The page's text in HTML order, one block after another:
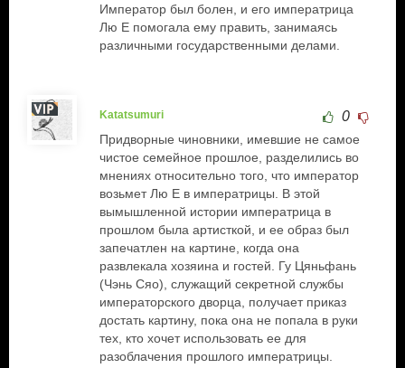
Император был болен, и его императрица
Лю Е помогала ему править, занимаясь
различными государственными делами.
Katatsumuri 0
Придворные чиновники, имевшие не самое
чистое семейное прошлое, разделились во
мнениях относительно того, что император
возьмет Лю Е в императрицы. В этой
вымышленной истории императрица в
прошлом была артисткой, и ее образ был
запечатлен на картине, когда она
развлекала хозяина и гостей. Гу Цяньфань
(Чэнь Сяо), служащий секретной службы
императорского дворца, получает приказ
достать картину, пока она не попала в руки
тех, кто хочет использовать ее для
разоблачения прошлого императрицы.